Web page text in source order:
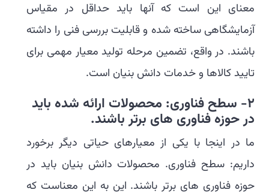
معنای این است که آنها باید حداقل در مقیاس
آزمایشگاهی ساخته شده و قابلیت بررسی فنی را داشته
باشند. در واقع، تضمین مرحله تولید معیار مهمی برای
تایید کالاها و خدمات دانش بنیان است.
2- سطح فناوری: محصولات ارائه شده باید
در حوزه فناوری های برتر باشند.
ما در اینجا با یکی از معیارهای حیاتی دیگر برخورد
داریم: سطح فناوری. محصولات دانش بنیان باید در
حوزه فناوری های برتر باشند. این به این معناست که